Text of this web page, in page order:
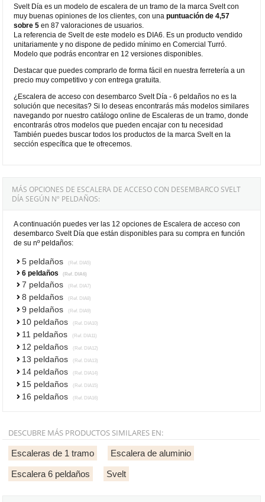
Svelt Día es un modelo de escalera de un tramo de la marca Svelt con
muy buenas opiniones de los clientes, con unapuntuación de 4,57
sobre 5 en 87 valoraciones de usuarios.
La referencia de Svelt de este modelo es DIA6. Es un producto vendido
unitariamente y no dispone de pedido mínimo en Comercial Turró.
Modelo que podrás encontrar en 12 versiones disponibles.
Destacar que puedes comprarlo de forma fácil en nuestra ferretería a un
precio muy competitivo y con entrega gratuita.
¿Escalera de acceso con desembarco Svelt Día - 6 peldaños no es la
solución que necesitas? Si lo deseas encontrarás más modelos similares
navegando por nuestro catálogo online de Escaleras de un tramo, donde
encontrarás otros modelos que pueden encajar con tu necesidad
También puedes buscar todos los productos de la marca Svelt en la
sección específica que te ofrecemos.
MÁS OPCIONES DE ESCALERA DE ACCESO CON DESEMBARCO SVELT
DÍA SEGÚN Nº PELDAÑOS:
A continuación puedes ver las 12 opciones de Escalera de acceso con
desembarco Svelt Día que están disponibles para su compra en función
de su nº peldaños:
5 peldaños (Ref. DIA5)
6 peldaños (Ref. DIA6)
7 peldaños (Ref. DIA7)
8 peldaños (Ref. DIA8)
9 peldaños (Ref. DIA9)
10 peldaños (Ref. DIA10)
11 peldaños (Ref. DIA11)
12 peldaños (Ref. DIA12)
13 peldaños (Ref. DIA13)
14 peldaños (Ref. DIA14)
15 peldaños (Ref. DIA15)
16 peldaños (Ref. DIA16)
DESCUBRE MÁS PRODUCTOS SIMILARES EN:
Escaleras de 1 tramo Escalera de aluminio
Escalera 6 peldaños Svelt